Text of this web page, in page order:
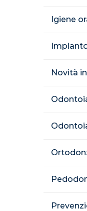
Igiene
Novità